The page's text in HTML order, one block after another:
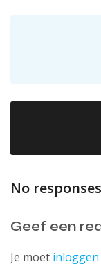
No
Geef een
Je moet inloggen